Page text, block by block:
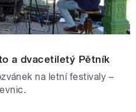
a dvacetiletý Pětník
na letní festivaly –